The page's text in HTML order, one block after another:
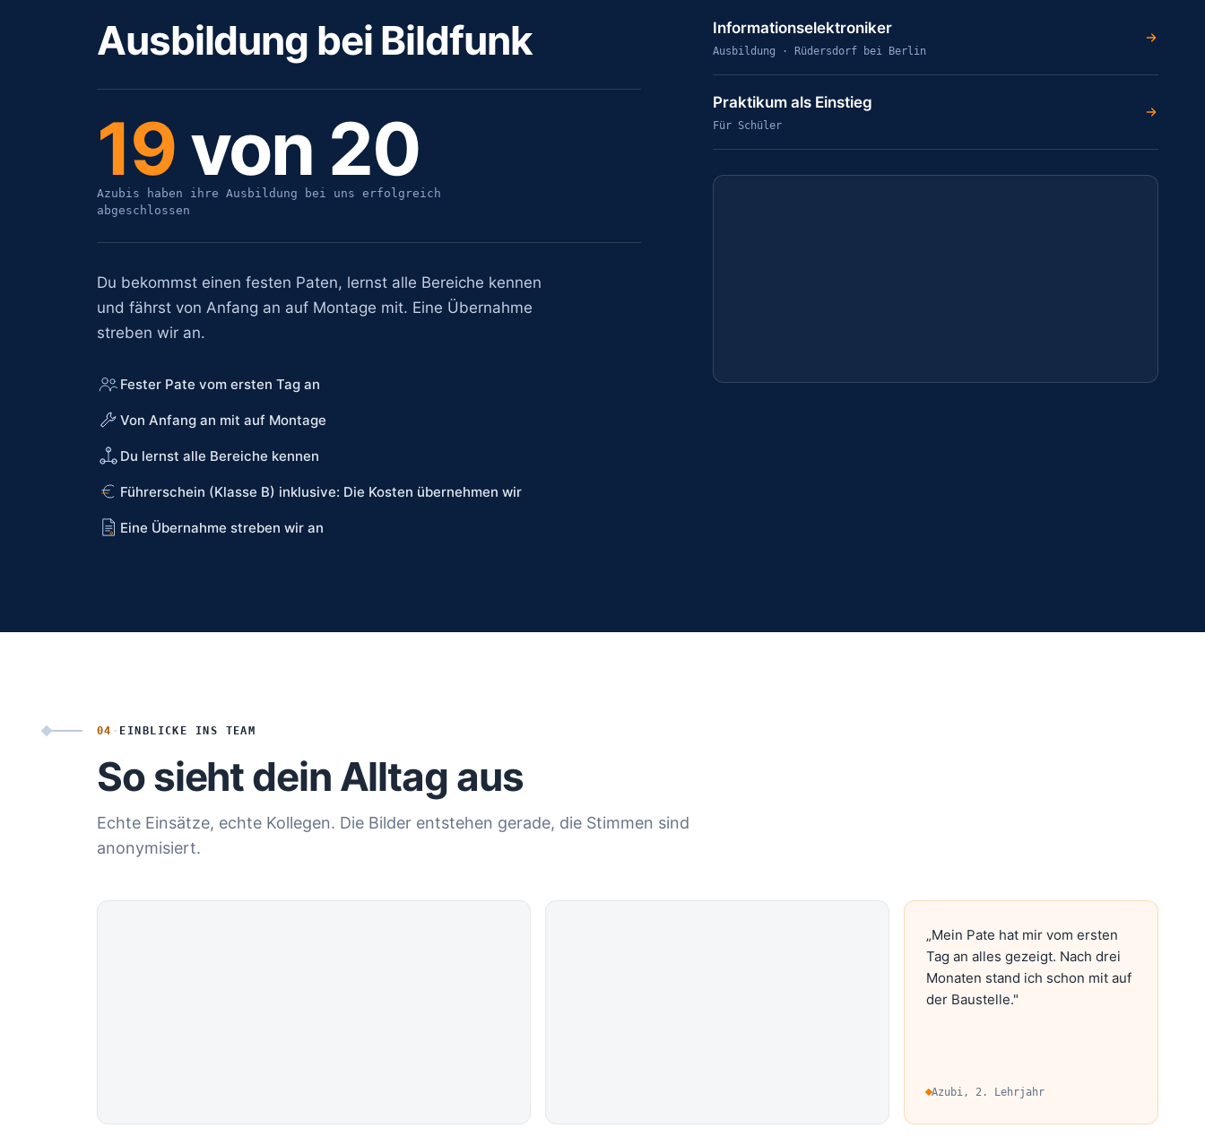
Ausbildung bei Bildfunk
19von 20
Azubis haben ihre Ausbildung bei uns erfolgreich
abgeschlossen
Du bekommst einen festen Paten, lernst alle Bereiche kennen
und fährst von Anfang an auf Montage mit. Eine Übernahme
streben wir an.
Fester Pate vom ersten Tag an
Von Anfang an mit auf Montage
Du lernst alle Bereiche kennen
Führerschein (Klasse B) inklusive: Die Kosten übernehmen wir
Eine Übernahme streben wir an
Informationselektroniker
Ausbildung · Rüdersdorf bei Berlin
Praktikum als Einstieg
Für Schüler
04 · EINBLICKE INS TEAM
So sieht dein Alltag aus
Echte Einsätze, echte Kollegen. Die Bilder entstehen gerade, die Stimmen sind
anonymisiert.
„Mein Pate hat mir vom ersten
Tag an alles gezeigt. Nach drei
Monaten stand ich schon mit auf
der Baustelle."
Azubi, 2. Lehrjahr